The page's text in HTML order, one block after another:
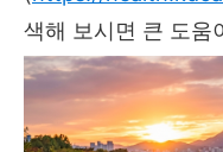
색해 보시면 큰 도움